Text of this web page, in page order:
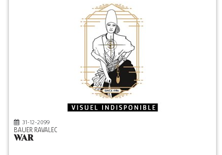
31-12-2099
BAUER RAVALEC
WAR